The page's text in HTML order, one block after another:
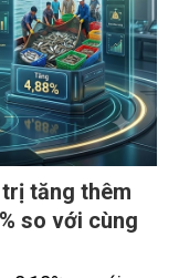
tăng thêm
so với cùng